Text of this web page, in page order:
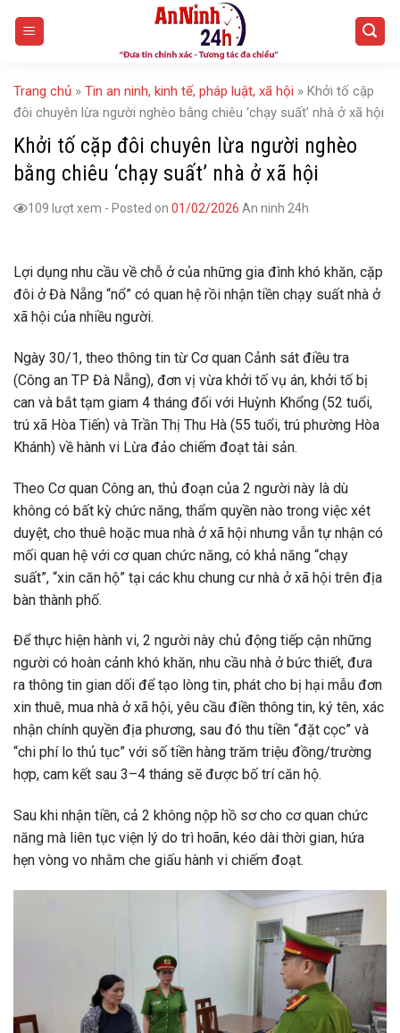
Trang chủ » Tin an ninh, kinh tế, pháp luật, xã hội » Khởi tố cặp
đôi chuyên lừa người nghèo bằng chiêu ‘chạy suất’ nhà ở xã hội
Khởi tố cặp đôi chuyên lừa người nghèo
bằng chiêu ‘chạy suất’ nhà ở xã hội
109 lượt xem - Posted on 01/02/2026 An ninh 24h
Lợi dụng nhu cầu về chỗ ở của những gia đình khó khăn, cặp
đôi ở Đà Nẵng “nổ” có quan hệ rồi nhận tiền chạy suất nhà ở
xã hội của nhiều người.
Ngày 30/1, theo thông tin từ Cơ quan Cảnh sát điều tra
(Công an TP Đà Nẵng), đơn vị vừa khởi tố vụ án, khởi tố bị
can và bắt tạm giam 4 tháng đối với Huỳnh Khổng (52 tuổi,
trú xã Hòa Tiến) và Trần Thị Thu Hà (55 tuổi, trú phường Hòa
Khánh) về hành vi Lừa đảo chiếm đoạt tài sản.
Theo Cơ quan Công an, thủ đoạn của 2 người này là dù
không có bất kỳ chức năng, thẩm quyền nào trong việc xét
duyệt, cho thuê hoặc mua nhà ở xã hội nhưng vẫn tự nhận có
mối quan hệ với cơ quan chức năng, có khả năng “chạy
suất”, “xin căn hộ” tại các khu chung cư nhà ở xã hội trên địa
bàn thành phố.
Để thực hiện hành vi, 2 người này chủ động tiếp cận những
người có hoàn cảnh khó khăn, nhu cầu nhà ở bức thiết, đưa
ra thông tin gian dối để tạo lòng tin, phát cho bị hại mẫu đơn
xin thuê, mua nhà ở xã hội, yêu cầu điền thông tin, ký tên, xác
nhận chính quyền địa phương, sau đó thu tiền “đặt cọc” và
“chi phí lo thủ tục” với số tiền hàng trăm triệu đồng/trường
hợp, cam kết sau 3–4 tháng sẽ được bố trí căn hộ.
Sau khi nhận tiền, cả 2 không nộp hồ sơ cho cơ quan chức
năng mà liên tục viện lý do trì hoãn, kéo dài thời gian, hứa
hẹn vòng vo nhằm che giấu hành vi chiếm đoạt.